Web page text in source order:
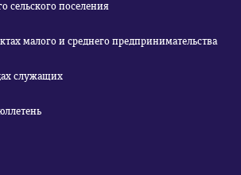
сельского поселения
малого и среднего предпринимательства
служащих